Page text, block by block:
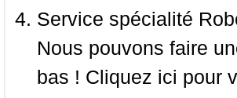
Service spécialité
Nous pouvons faire
bas ! Cliquez ici pour